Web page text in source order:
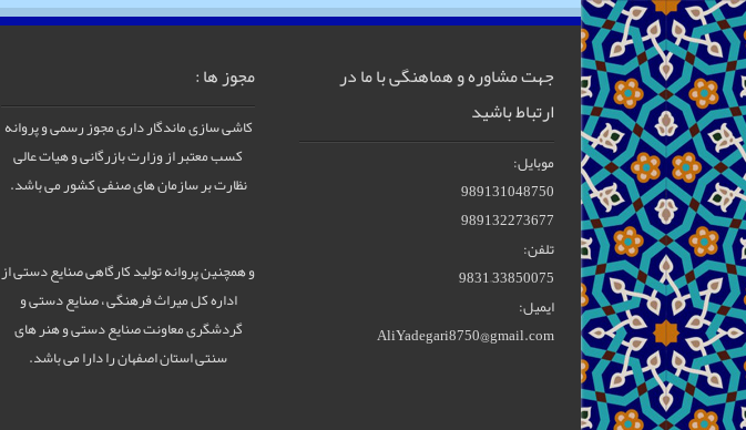
جهت مشاوره و هماهنگی با ما در
ارتباط باشید
موبایل:
989131048750
989132273677
تلفن:
33850075–9831
ایمیل:
AliYadegari8750@gmail.com
مجوز ها :
کاشی سازی ماندگار داری مجوز رسمی و پروانه
کسب معتبر از وزارت بازرگانی و هیات عالی
نظارت بر سازمان های صنفی کشور می باشد.
و همچنین پروانه تولید کارگاهی صنایع دستی از
اداره کل میراث فرهنگی ، صنایع دستی و
گردشگری معاونت صنایع دستی و هنر های
سنتی استان اصفهان را دارا می باشد.